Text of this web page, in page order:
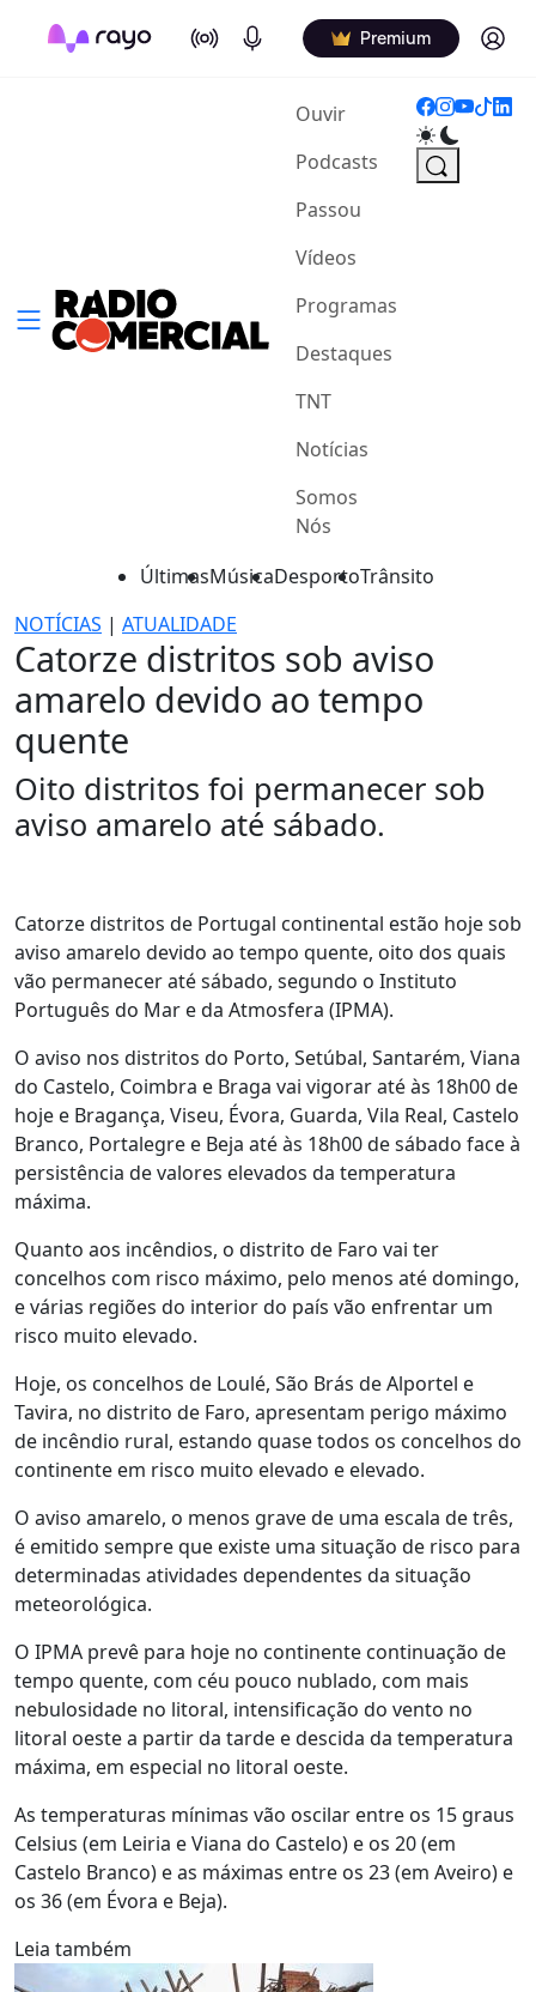
On Air Podcasts Premium Log in
Ouvir(current)
Podcasts
Passou
Vídeos
Programas
Destaques
TNT
Notícias
Somos
Nós
ÚltimasMúsicaDesportoTrânsito
NOTÍCIAS | ATUALIDADE
Catorze distritos sob aviso
amarelo devido ao tempo
quente
Oito distritos foi permanecer sob
aviso amarelo até sábado.
Catorze distritos de Portugal continental estão hoje sob
aviso amarelo devido ao tempo quente, oito dos quais
vão permanecer até sábado, segundo o Instituto
Português do Mar e da Atmosfera (IPMA).
O aviso nos distritos do Porto, Setúbal, Santarém, Viana
do Castelo, Coimbra e Braga vai vigorar até às 18h00 de
hoje e Bragança, Viseu, Évora, Guarda, Vila Real, Castelo
Branco, Portalegre e Beja até às 18h00 de sábado face à
persistência de valores elevados da temperatura
máxima.
Quanto aos incêndios, o distrito de Faro vai ter
concelhos com risco máximo, pelo menos até domingo,
e várias regiões do interior do país vão enfrentar um
risco muito elevado.
Hoje, os concelhos de Loulé, São Brás de Alportel e
Tavira, no distrito de Faro, apresentam perigo máximo
de incêndio rural, estando quase todos os concelhos do
continente em risco muito elevado e elevado.
O aviso amarelo, o menos grave de uma escala de três,
é emitido sempre que existe uma situação de risco para
determinadas atividades dependentes da situação
meteorológica.
O IPMA prevê para hoje no continente continuação de
tempo quente, com céu pouco nublado, com mais
nebulosidade no litoral, intensificação do vento no
litoral oeste a partir da tarde e descida da temperatura
máxima, em especial no litoral oeste.
As temperaturas mínimas vão oscilar entre os 15 graus
Celsius (em Leiria e Viana do Castelo) e os 20 (em
Castelo Branco) e as máximas entre os 23 (em Aveiro) e
os 36 (em Évora e Beja).
Leia também